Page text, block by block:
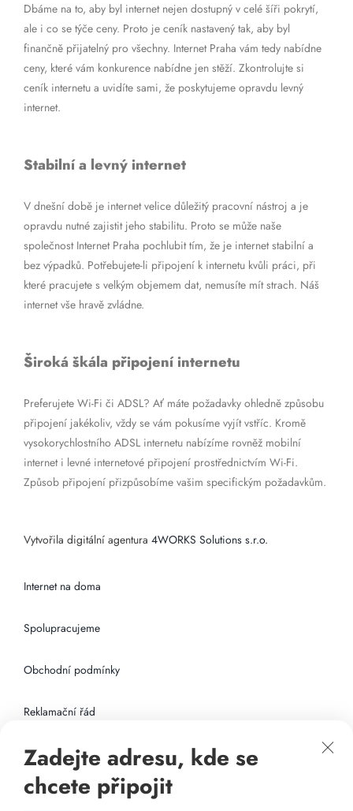
Dbáme na to, aby byl internet nejen dostupný v celé šíři pokrytí,
ale i co se týče ceny. Proto je ceník nastavený tak, aby byl
finančně přijatelný pro všechny. Internet Praha vám tedy nabídne
ceny, které vám konkurence nabídne jen stěží. Zkontrolujte si
ceník internetu a uvidíte sami, že poskytujeme opravdu levný
internet.
Stabilní a levný internet
V dnešní době je internet velice důležitý pracovní nástroj a je
opravdu nutné zajistit jeho stabilitu. Proto se může naše
společnost Internet Praha pochlubit tím, že je internet stabilní a
bez výpadků. Potřebujete-li připojení k internetu kvůli práci, při
které pracujete s velkým objemem dat, nemusíte mít strach. Náš
internet vše hravě zvládne.
Široká škála připojení internetu
Preferujete Wi-Fi či ADSL? Ať máte požadavky ohledně způsobu
připojení jakékoliv, vždy se vám pokusíme vyjít vstříc. Kromě
vysokorychlostního ADSL internetu nabízíme rovněž mobilní
internet i levné internetové připojení prostřednictvím Wi-Fi.
Způsob připojení přizpůsobíme vašim specifickým požadavkům.
Vytvořila digitální agentura 4WORKS Solutions s.r.o.
Internet na doma
Spolupracujeme
Obchodní podmínky
Reklamační řád
Připojení k internetu
Odkazy
Zadejte adresu, kde se
chcete připojit